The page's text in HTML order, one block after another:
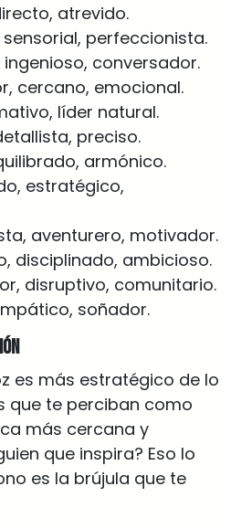
atrevido.
perfeccionista.
ingenioso, conversador.
cercano, emocional.
líder natural.
preciso.
armónico.
estratégico,
aventurero, motivador.
disciplinado, ambicioso.
disruptivo, comunitario.
soñador.
es más estratégico de lo
que te perciban como
más cercana y
que inspira? Eso lo
es la brújula que te